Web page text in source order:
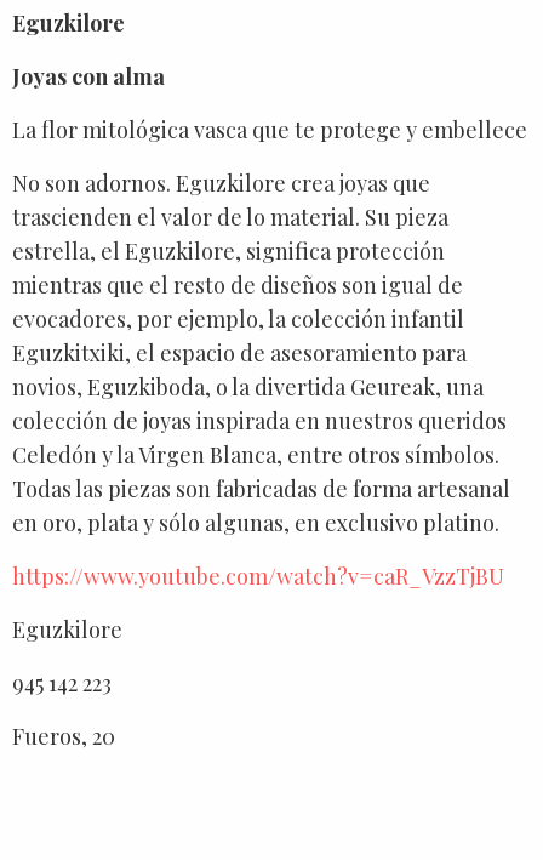
Eguzkilore
Joyas con alma
La flor mitológica vasca que te protege y embellece
No son adornos. Eguzkilore crea joyas que
trascienden el valor de lo material. Su pieza
estrella, el Eguzkilore, significa protección
mientras que el resto de diseños son igual de
evocadores, por ejemplo, la colección infantil
Eguzkitxiki, el espacio de asesoramiento para
novios, Eguzkiboda, o la divertida Geureak, una
colección de joyas inspirada en nuestros queridos
Celedón y la Virgen Blanca, entre otros símbolos.
Todas las piezas son fabricadas de forma artesanal
en oro, plata y sólo algunas, en exclusivo platino.
https://www.youtube.com/watch?v=caR_VzzTjBU
Eguzkilore
945 142 223
Fueros, 20